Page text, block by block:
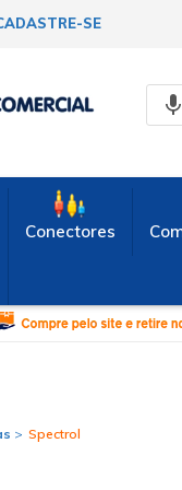
SE
Conectores
> Spectrol